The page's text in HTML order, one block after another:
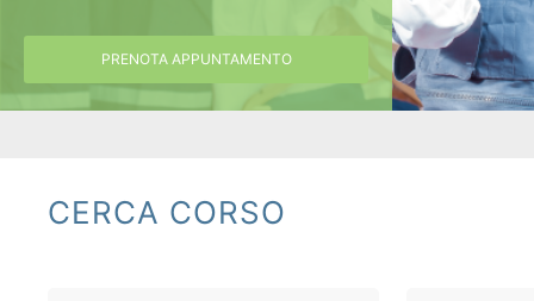
PRENOTA APPUNTAMENTO
CERCA CORSO
I corsi aziendali piu frequentati